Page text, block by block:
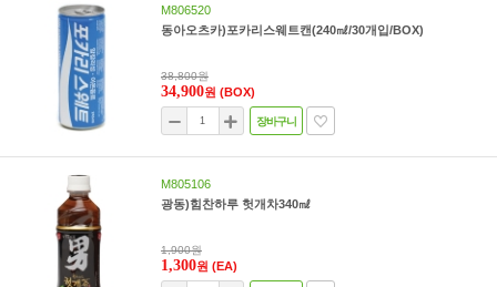
M806520
동아오츠카)포카리스웨트캔(240㎖/30개입/BOX)
38,800원
34,900원 (BOX)
장바구니
M805106
광동)힘찬하루 헛개차340㎖
1,900원
1,300원 (EA)